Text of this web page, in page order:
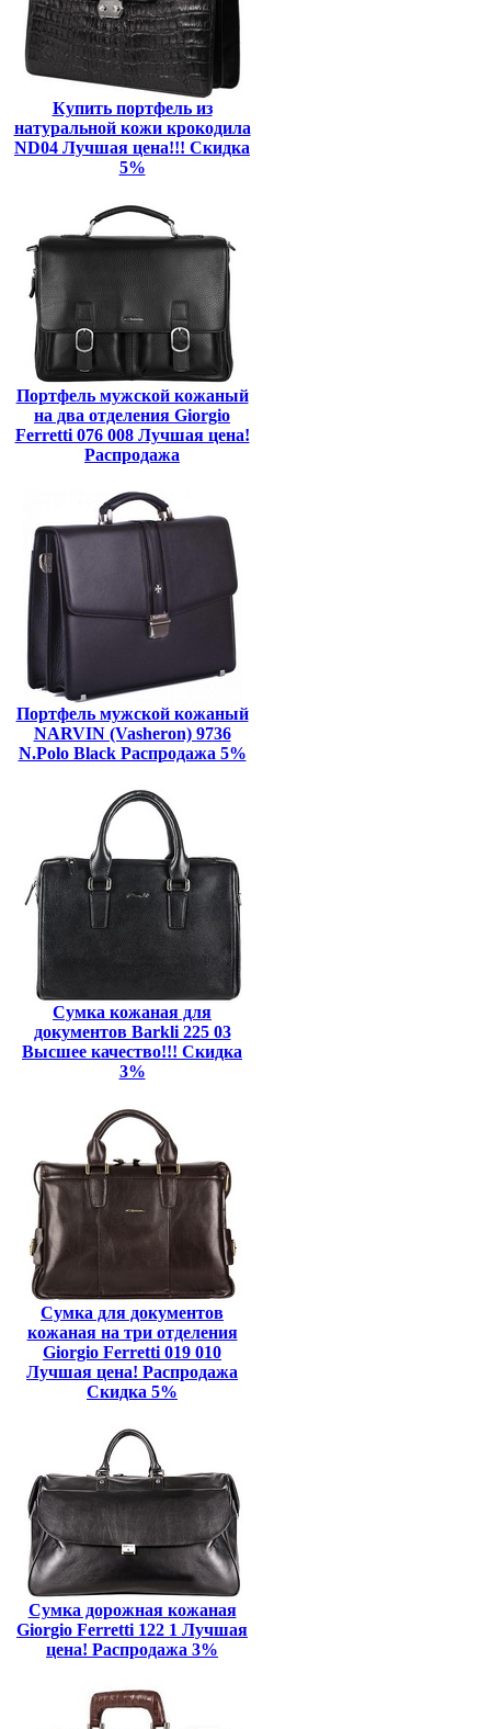
Купить портфель из
натуральной кожи крокодила
ND04 Лучшая цена!!! Скидка
5%
Портфель мужской кожаный
на два отделения Giorgio
Ferretti 076 008 Лучшая цена!
Распродажа
Портфель мужской кожаный
NARVIN (Vasheron) 9736
N.Polo Black Распродажа 5%
Сумка кожаная для
документов Barkli 225 03
Высшее качество!!! Скидка
3%
Сумка для документов
кожаная на три отделения
Giorgio Ferretti 019 010
Лучшая цена! Распродажа
Скидка 5%
Сумка дорожная кожаная
Giorgio Ferretti 122 1 Лучшая
цена! Распродажа 3%